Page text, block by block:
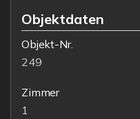
Objektdaten
Objekt-Nr.
249
Zimmer
1